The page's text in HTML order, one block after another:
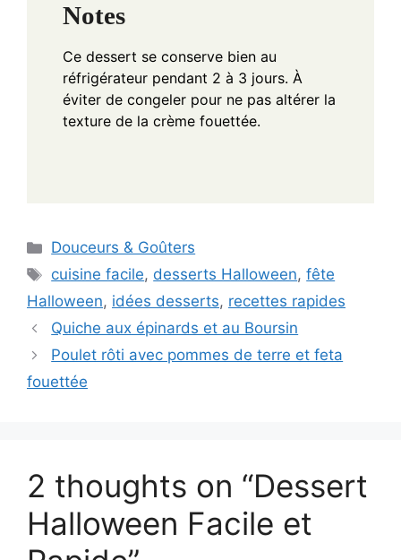
Notes
Ce dessert se conserve bien au
réfrigérateur pendant 2 à 3 jours. À
éviter de congeler pour ne pas altérer la
texture de la crème fouettée.
Categories
Douceurs & Goûters
Tags
cuisine facile, desserts Halloween,fête
Halloween, idées desserts, recettes rapides
Quiche aux épinards et au Boursin
Poulet rôti avec pommes de terre et feta
fouettée
2 thoughts on “Dessert
Halloween Facile et